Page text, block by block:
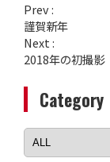
Category
Prev :
謹賀新年
Next :
2018年の初撮影